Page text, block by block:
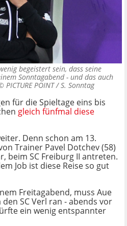
begeistert sein, dass seine
Sonntagabend - und das auch
PICTURE POINT / S. Sonntag
für die Spieltage eins bis
gleich fünfmal diese
Denn schon am 13.
Trainer Pavel Dotchev (58)
beim SC Freiburg II antreten.
Job ist diese Reise so gut
Freitagabend, muss Aue
SC Verl ran - abends vor
ein wenig entspannter